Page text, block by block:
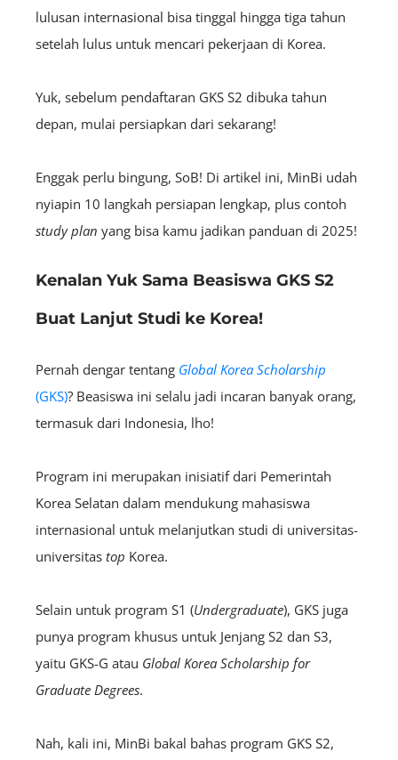
lulusan internasional bisa tinggal hingga tiga tahun
setelah lulus untuk mencari pekerjaan di Korea.
Yuk, sebelum pendaftaran GKS S2 dibuka tahun
depan, mulai persiapkan dari sekarang!
Enggak perlu bingung, SoB! Di artikel ini, MinBi udah
nyiapin 10 langkah persiapan lengkap, plus contoh
study plan yang bisa kamu jadikan panduan di 2025!
Kenalan Yuk Sama Beasiswa GKS S2
Buat Lanjut Studi ke Korea!
Pernah dengar tentang Global Korea Scholarship
(GKS)? Beasiswa ini selalu jadi incaran banyak orang,
termasuk dari Indonesia, lho!
Program ini merupakan inisiatif dari Pemerintah
Korea Selatan dalam mendukung mahasiswa
internasional untuk melanjutkan studi di universitas-
universitas top Korea.
Selain untuk program S1 (Undergraduate), GKS juga
punya program khusus untuk Jenjang S2 dan S3,
yaitu GKS-G atau Global Korea Scholarship for
Graduate Degrees.
Nah, kali ini, MinBi bakal bahas program GKS S2,